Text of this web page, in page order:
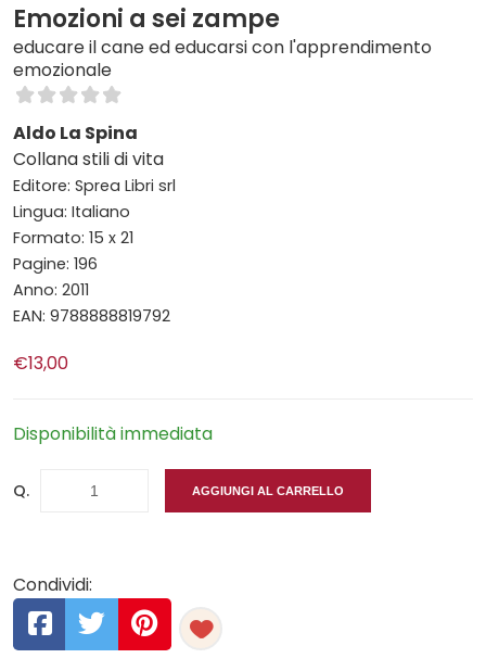
Emozioni a sei zampe
educare il cane ed educarsi con l'apprendimento
emozionale
Aldo La Spina
Collana stili di vita
Editore: Sprea Libri srl
Lingua: Italiano
Formato: 15 x 21
Pagine: 196
Anno: 2011
EAN: 9788888819792
€13,00
Disponibilità immediata
Q. AGGIUNGI AL CARRELLO
Condividi: